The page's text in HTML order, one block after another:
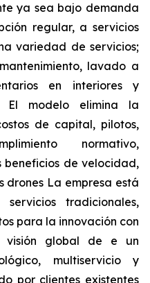
ya sea bajo demanda
regular, a servicios
variedad de servicios;
lavado a
en interiores y
El modelo elimina la
de capital, pilotos,
normativo,
beneficios de velocidad,
drones La empresa está
tradicionales,
para la innovación con
visión global de e un
multiservicio y
por clientes existentes